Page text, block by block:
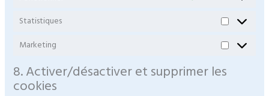
Statistiques
Marketing
8. Activer/désactiver et supprimer les
cookies